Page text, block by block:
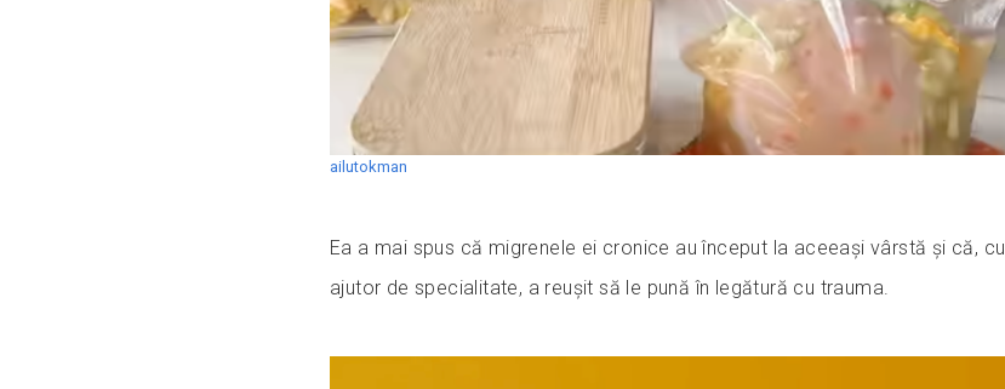
ailutokman
Ea a mai spus că migrenele ei cronice au început la aceeași vârstă și că, cu
ajutor de specialitate, a reușit să le pună în legătură cu trauma.